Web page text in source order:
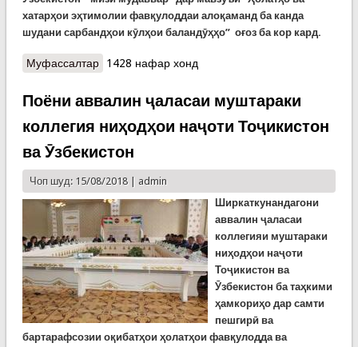
хатарҳои эҳтимолии фавқулоддаи алоқаманд ба канда
шудани сарбандҳои кӯлҳои баландӯҳҳо” оғоз ба кор кард.
Муфассалтаро Ҳамоиши “Ҳолатҳо ва хатарҳои эҳтимолии
сарбандҳои кӯлҳои баландӯҳҳо” дар пойтахти
1428 нафар хонд
Поёни аввалин ҷаласаи муштараки
коллегия ниҳодҳои наҷоти Тоҷикистон
ва Ӯзбекистон
Чоп шуд: 15/08/2018 | admin
Ширкаткунандагони
аввалин ҷаласаи
коллегияи муштараки
ниҳодҳои наҷоти
Тоҷикистон ва
Ӯзбекистон ба таҳкими
ҳамкориҳо дар самти
пешгирӣ ва
бартарафсозии оқибатҳои ҳолатҳои фавқулодда ва